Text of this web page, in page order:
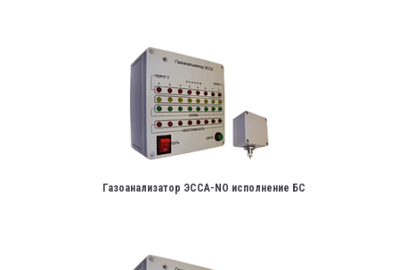
Газоанализатор ЭССА-NО исполнение БС